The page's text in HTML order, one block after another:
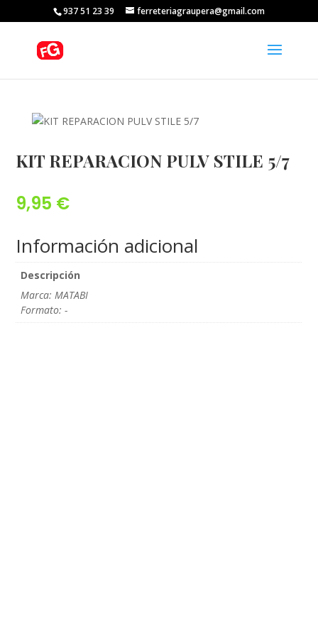
937 51 23 39 ferreteriagraupera@gmail.com
KIT REPARACION PULV STILE 5/7
9,95 €
Información adicional
Descripción
Marca: MATABI
Formato: -